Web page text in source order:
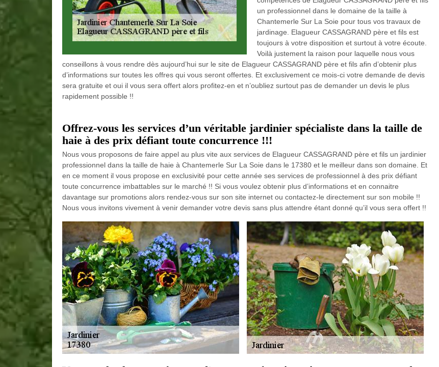
un professionnel dans le domaine de la taille à
Chantemerle Sur La Soie pour tous vos travaux de
jardinage. Elagueur CASSAGRAND père et fils est
toujours à votre disposition et surtout à votre écoute.
Voilà justement la raison pour laquelle nous vous
conseillons à vous rendre dès aujourd’hui sur le site de Elagueur CASSAGRAND père et fils afin d’obtenir plus
d’informations sur toutes les offres qui vous seront offertes. Et exclusivement ce mois-ci votre demande de devis
sera gratuite et oui il vous sera offert alors profitez-en et n’oubliez surtout pas de demander un devis le plus
rapidement possible !!
Offrez-vous les services d’un véritable jardinier spécialiste dans la taille de
haie à des prix défiant toute concurrence !!!
Nous vous proposons de faire appel au plus vite aux services de Elagueur CASSAGRAND père et fils un jardinier
professionnel dans la taille de haie à Chantemerle Sur La Soie dans le 17380 et le meilleur dans son domaine. Et
en ce moment il vous propose en exclusivité pour cette année ses services de professionnel à des prix défiant
toute concurrence imbattables sur le marché !! Si vous voulez obtenir plus d’informations et en connaitre
davantage sur promotions alors rendez-vous sur son site internet ou contactez-le directement sur son mobile !!
Nous vous invitons vivement à venir demander votre devis sans plus attendre étant donné qu’il vous sera offert !!